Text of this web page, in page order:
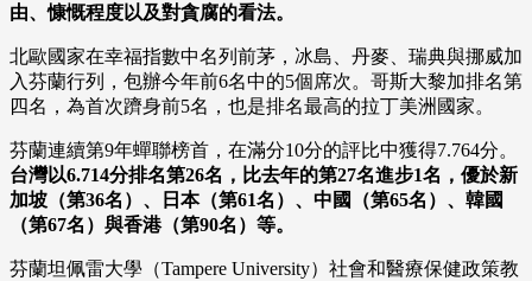
由、慷慨程度以及對貪腐的看法。
北歐國家在幸福指數中名列前茅，冰島、丹麥、瑞典與挪威加
入芬蘭行列，包辦今年前6名中的5個席次。哥斯大黎加排名第
四名，為首次躋身前5名，也是排名最高的拉丁美洲國家。
芬蘭連續第9年蟬聯榜首，在滿分10分的評比中獲得7.764分。
台灣以6.714分排名第26名，比去年的第27名進步1名，優於新
加坡（第36名）、日本（第61名）、中國（第65名）、韓國
（第67名）與香港（第90名）等。
芬蘭坦佩雷大學（Tampere University）社會和醫療保健政策教